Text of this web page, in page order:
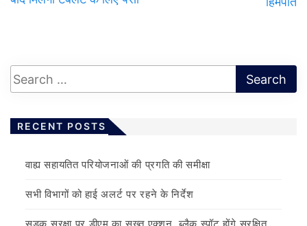
RECENT POSTS
वाह्य सहायतित परियोजनाओं की प्रगति की समीक्षा
सभी विभागों को हाई अलर्ट पर रहने के निर्देश